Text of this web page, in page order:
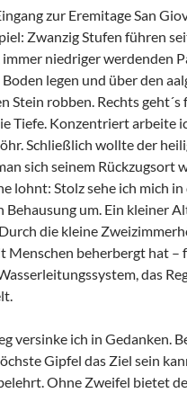
zur Eremitage San
Zwanzig Stufen führen
immer niedriger werdenden
legen und über den
Stein robben. Rechts
Tiefe. Konzentriert arbeite
Schließlich wollte der
sich seinem Rückzugsort
lohnt: Stolz sehe ich mich
Behausung um. Ein kleiner
die kleine
Menschen beherbergt hat –
das
versinke ich in Gedanken.
Gipfel das Ziel sein
Ohne Zweifel bietet